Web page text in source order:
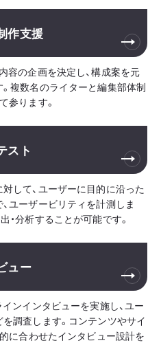
作支援
容の企画を決定し、構成案を元
複数名のライターと編集部体制
参ります。
スト
して、ユーザーに目的に沿った
ユーザービリティを計測しま
・分析することが可能です。
ュー
ンインタビューを実施し、ユー
調査します。コンテンツやサイ
に合わせたインタビュー設計を